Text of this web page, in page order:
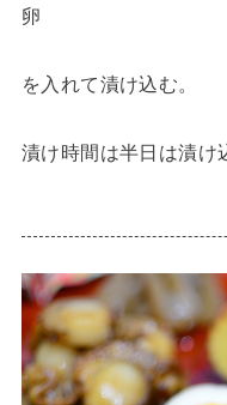
卵
を入れて漬け込む。
漬け時間は半日は漬